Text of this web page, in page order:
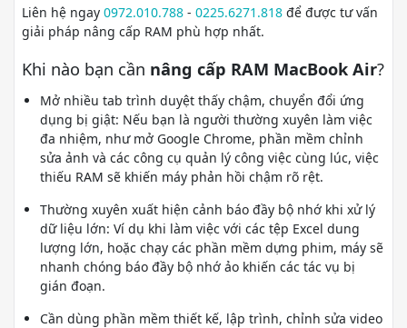
Liên hệ ngay 0972.010.788 - 0225.6271.818 để được tư vấn
giải pháp nâng cấp RAM phù hợp nhất.
Khi nào bạn cần nâng cấp RAM MacBook Air?
Mở nhiều tab trình duyệt thấy chậm, chuyển đổi ứng
dụng bị giật: Nếu bạn là người thường xuyên làm việc
đa nhiệm, như mở Google Chrome, phần mềm chỉnh
sửa ảnh và các công cụ quản lý công việc cùng lúc, việc
thiếu RAM sẽ khiến máy phản hồi chậm rõ rệt.
Thường xuyên xuất hiện cảnh báo đầy bộ nhớ khi xử lý
dữ liệu lớn: Ví dụ khi làm việc với các tệp Excel dung
lượng lớn, hoặc chạy các phần mềm dựng phim, máy sẽ
nhanh chóng báo đầy bộ nhớ ảo khiến các tác vụ bị
gián đoạn.
Cần dùng phần mềm thiết kế, lập trình, chỉnh sửa video